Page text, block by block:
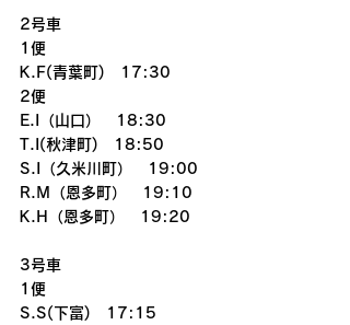
2号車
1便
K.F(青葉町)　17:30
2便
E.I（山口）　18:30
T.I(秋津町)　18:50
S.I（久米川町）　19:00
R.M（恩多町）　19:10
K.H（恩多町）　19:20
3号車
1便
S.S(下富)　17:15